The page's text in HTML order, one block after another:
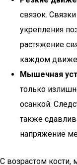
связок.
укрепления
растяжение
каждом
Мышечная
только
осанкой.
также
напряжение
С возрастом